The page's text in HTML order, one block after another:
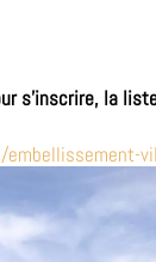
s’inscrire, la